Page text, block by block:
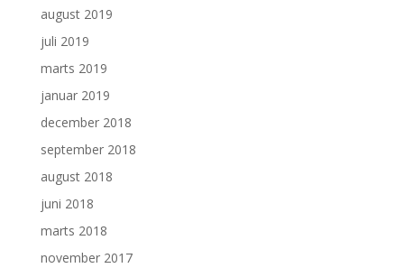
august 2019
juli 2019
marts 2019
januar 2019
december 2018
september 2018
august 2018
juni 2018
marts 2018
november 2017